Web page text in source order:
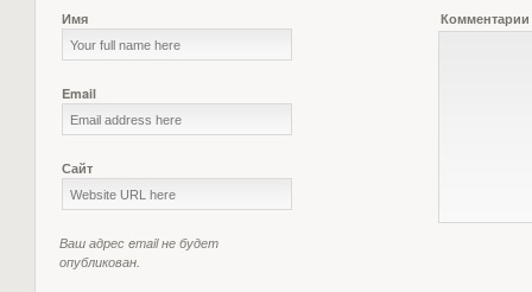
Имя
Email
Сайт
Ваш адрес email не будет
опубликован.
Комментарии